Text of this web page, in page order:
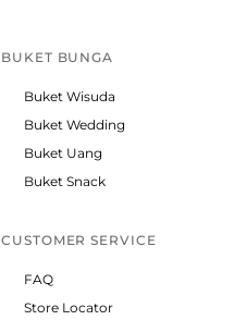
BUKET BUNGA
Buket Wisuda
Buket Wedding
Buket Uang
Buket Snack
CUSTOMER SERVICE
FAQ
Store Locator